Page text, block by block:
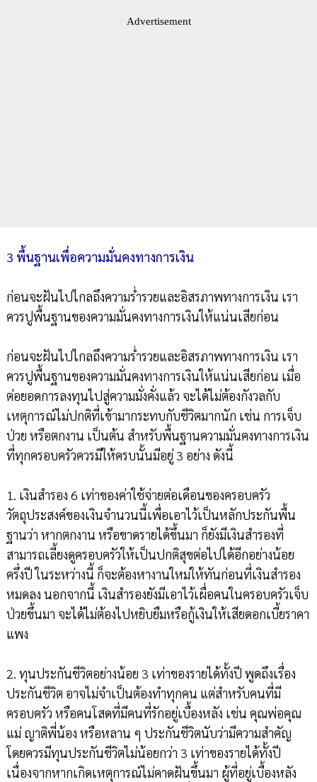
Advertisement
3 พื้นฐานเพื่อความมั่นคงทางการเงิน
ก่อนจะฝันไปไกลถึงความร่ำรวยและอิสรภาพทางการเงิน เรา
ควรปูพื้นฐานของความมั่นคงทางการเงินให้แน่นเสียก่อน
ก่อนจะฝันไปไกลถึงความร่ำรวยและอิสรภาพทางการเงิน เรา
ควรปูพื้นฐานของความมั่นคงทางการเงินให้แน่นเสียก่อน เมื่อ
ต่อยอดการลงทุนไปสู่ความมั่งคั่งแล้ว จะได้ไม่ต้องกังวลกับ
เหตุการณ์ไม่ปกติที่เข้ามากระทบกับชีวิตมากนัก เช่น การเจ็บ
ป่วย หรือตกงาน เป็นต้น สำหรับพื้นฐานความมั่นคงทางการเงิน
ที่ทุกครอบครัวควรมีให้ครบนั้นมีอยู่ 3 อย่าง ดังนี้
1. เงินสำรอง 6 เท่าของค่าใช้จ่ายต่อเดือนของครอบครัว
วัตถุประสงค์ของเงินจำนวนนี้เพื่อเอาไว้เป็นหลักประกันพื้น
ฐานว่า หากตกงาน หรือขาดรายได้ขึ้นมา ก็ยังมีเงินสำรองที่
สามารถเลี้ยงดูครอบครัวให้เป็นปกติสุขต่อไปได้อีกอย่างน้อย
ครึ่งปี ในระหว่างนี้ ก็จะต้องหางานใหม่ให้ทันก่อนที่เงินสำรอง
หมดลง นอกจากนี้ เงินสำรองยังมีเอาไว้เผื่อคนในครอบครัวเจ็บ
ป่วยขึ้นมา จะได้ไม่ต้องไปหยิบยืมหรือกู้เงินให้เสียดอกเบี้ยราคา
แพง
2. ทุนประกันชีวิตอย่างน้อย 3 เท่าของรายได้ทั้งปี พูดถึงเรื่อง
ประกันชีวิต อาจไม่จำเป็นต้องทำทุกคน แต่สำหรับคนที่มี
ครอบครัว หรือคนโสดที่มีคนที่รักอยู่เบื้องหลัง เช่น คุณพ่อคุณ
แม่ ญาติพี่น้อง หรือหลาน ๆ ประกันชีวิตนับว่ามีความสำคัญ
โดยควรมีทุนประกันชีวิตไม่น้อยกว่า 3 เท่าของรายได้ทั้งปี
เนื่องจากหากเกิดเหตุการณ์ไม่คาดฝันขึ้นมา ผู้ที่อยู่เบื้องหลัง